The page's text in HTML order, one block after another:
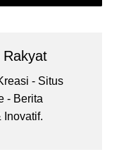
Rakyat
- Situs
- Berita
Inovatif.